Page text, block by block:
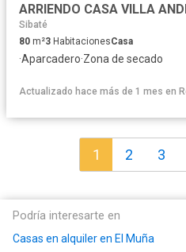
ARRIENDO CASA VILLA
Sibaté
80 m²3 HabitacionesCasa
·Aparcadero·Zona de secado
Actualizado hace más de 1 mes en
1 2 3
Podría interesarte en
Casas en alquiler en El Muña